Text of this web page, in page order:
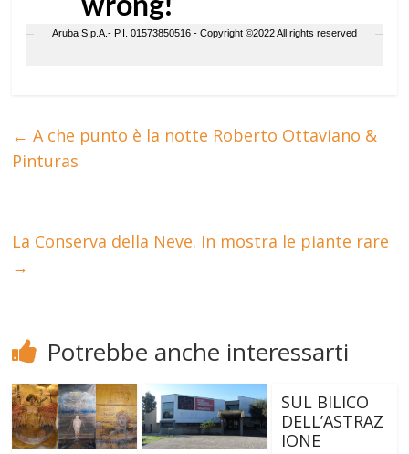
← A che punto è la notte Roberto Ottaviano &
Pinturas
La Conserva della Neve. In mostra le piante rare
→
Potrebbe anche interessarti
SUL BILICO
DELL’ASTRAZ
IONE